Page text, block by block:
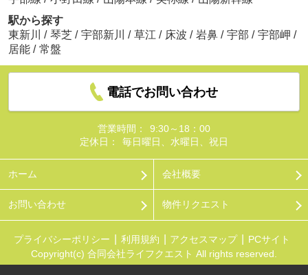
駅から探す
東新川
/ 琴芝 / 宇部新川 / 草江 / 床波 / 岩鼻 / 宇部 / 宇部岬 /
居能 / 常盤
電話でお問い合わせ
営業時間：
9:30～18：00
定休日：
毎日曜日、水曜日、祝日
ホーム 会社概要
お問い合わせ 物件リクエスト
プライバシーポリシー 利用規約 アクセスマップ
PCサイト
Copyright(c) 合同会社ライフクエスト All rights reserved.